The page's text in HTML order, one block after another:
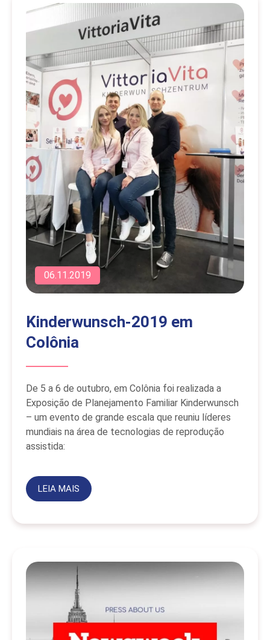
06.11.2019
Kinderwunsch-2019 em
Colônia
De 5 a 6 de outubro, em Colônia foi realizada a
Exposição de Planejamento Familiar Kinderwunsch
– um evento de grande escala que reuniu líderes
mundiais na área de tecnologias de reprodução
assistida:
LEIA MAIS